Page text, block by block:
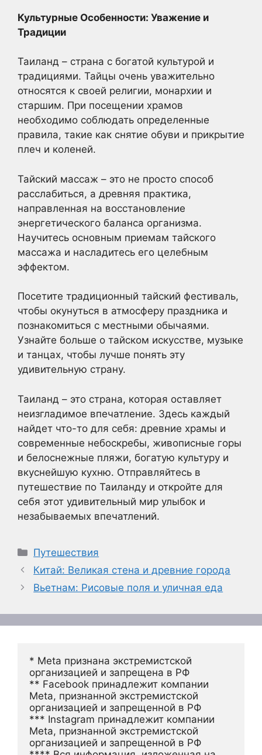
Культурные Особенности: Уважение и
Традиции
Таиланд – страна с богатой культурой и
традициями. Тайцы очень уважительно
относятся к своей религии, монархии и
старшим. При посещении храмов
необходимо соблюдать определенные
правила, такие как снятие обуви и прикрытие
плеч и коленей.
Тайский массаж – это не просто способ
расслабиться, а древняя практика,
направленная на восстановление
энергетического баланса организма.
Научитесь основным приемам тайского
массажа и насладитесь его целебным
эффектом.
Посетите традиционный тайский фестиваль,
чтобы окунуться в атмосферу праздника и
познакомиться с местными обычаями.
Узнайте больше о тайском искусстве, музыке
и танцах, чтобы лучше понять эту
удивительную страну.
Таиланд – это страна, которая оставляет
неизгладимое впечатление. Здесь каждый
найдет что-то для себя: древние храмы и
современные небоскребы, живописные горы
и белоснежные пляжи, богатую культуру и
вкуснейшую кухню. Отправляйтесь в
путешествие по Таиланду и откройте для
себя этот удивительный мир улыбок и
незабываемых впечатлений.
Рубрики
Путешествия
Китай: Великая стена и древние города
Вьетнам: Рисовые поля и уличная еда
* Meta признана экстремистской
организацией и запрещена в РФ
** Facebook принадлежит компании
Meta, признанной экстремистской
организацией и запрещенной в РФ
*** Instagram принадлежит компании
Meta, признанной экстремистской
организацией и запрещенной в РФ